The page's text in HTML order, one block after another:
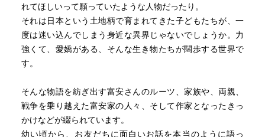
れてほしいって願っていたような人物だったり。
それは日本という土地柄で育まれてきた子どもたちが、一
度は迷い込んでしまう身近な異界じゃないでしょうか。力
強くて、愛嬌がある、そんな生き物たちが闊歩する世界で
す。
そんな物語を紡ぎ出す富安さんのルーツ、家族や、両親、
戦争を乗り越えた富安家の人々、そして作家となったきっ
かけなどが綴られています。
幼い頃から、お友だちに面白いお話を本当のように語っ